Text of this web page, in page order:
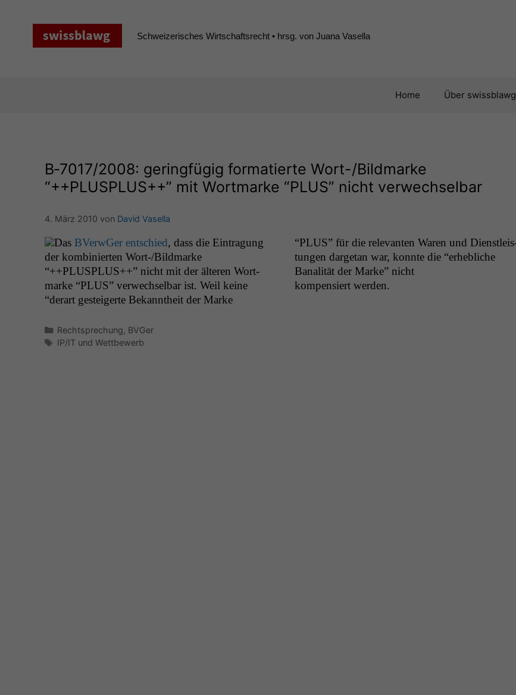
Schweizerisches Wirtschaftsrecht • hrsg. von Juana Vasella
Home Über swissblawg
B‑7017/2008: geringfügig formatierte Wort-/Bildmarke
“++PLUSPLUS++” mit Wortmarke “PLUS” nicht verwechselbar
4. März 2010 von David Vasella
Das BVer­wGer entsch­ied, dass die Ein­tra­gung
der kom­binierten Wort-/Bild­marke
“++PLUSPLUS++” nicht mit der älteren Wort­
marke “PLUS” ver­wech­sel­bar ist. Weil keine
“der­art gesteigerte Bekan­ntheit der Marke
“PLUS” für die rel­e­van­ten Waren und Dien­stleis­
tun­gen dar­ge­tan war, kon­nte die “erhe­bliche
Banal­ität der Marke” nicht
kom­pen­siert werden.
Kategorien
Rechtsprechung, BVGer
Schlagwörter
IP/IT und Wettbewerb